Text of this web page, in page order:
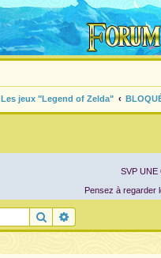
Les jeux "Legend of Zelda"
SVP UNE
Pensez à regarder
Rechercher